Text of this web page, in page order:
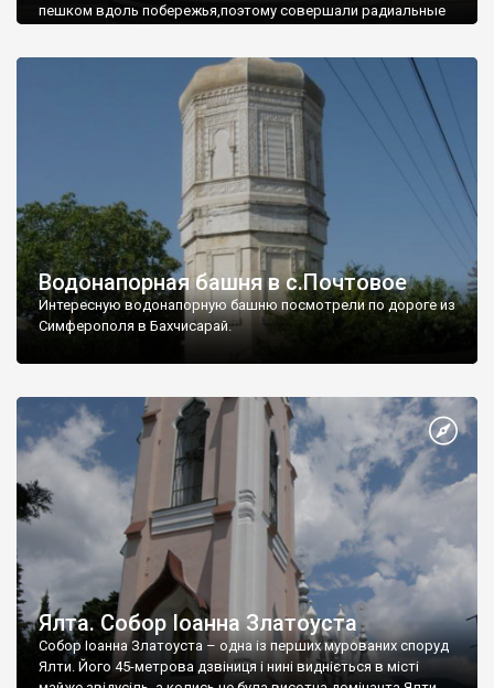
пешком вдоль побережья,поэтому совершали радиальные
Водонапорная башня в с.Почтовое
Интересную водонапорную башню посмотрели по дороге из
Симферополя в Бахчисарай.
Ялта. Собор Іоанна Златоуста
Собор Іоанна Златоуста – одна із перших мурованих споруд
Ялти. Його 45-метрова дзвіниця і нині видніється в місті